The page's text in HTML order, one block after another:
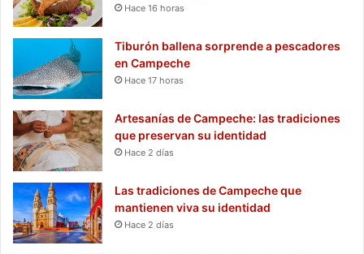
Hace 16 horas
Tiburón ballena sorprende a pescadores
en Campeche
Hace 17 horas
Artesanías de Campeche: las tradiciones
que preservan su identidad
Hace 2 días
Las tradiciones de Campeche que
mantienen viva su identidad
Hace 2 días